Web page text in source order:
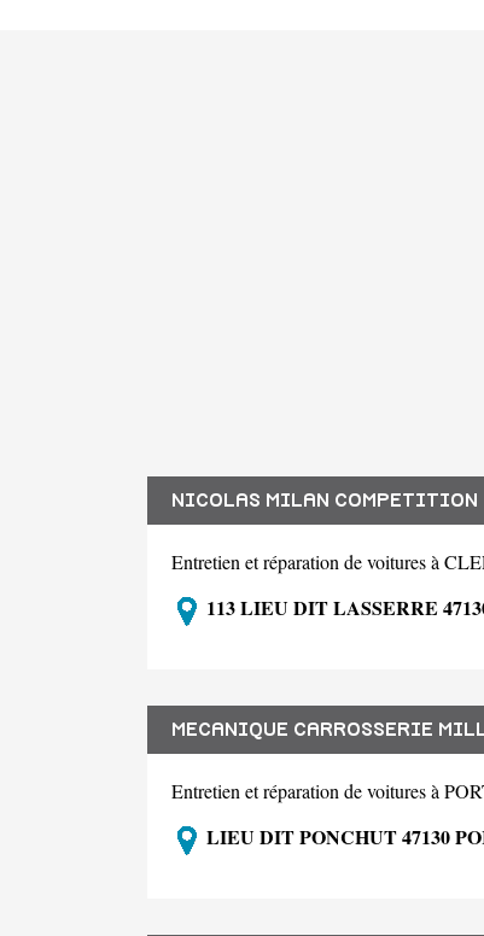
NICOLAS MILAN COMPETITION
Entretien et réparation de voitures à
113 LIEU DIT LASSERRE
MECANIQUE CARROSSERIE
Entretien et réparation de voitures à
LIEU DIT PONCHUT 47130